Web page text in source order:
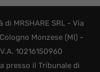
MRSHARE SRL - Via
Monzese (MI) -
10216150960
presso il Tribunale di